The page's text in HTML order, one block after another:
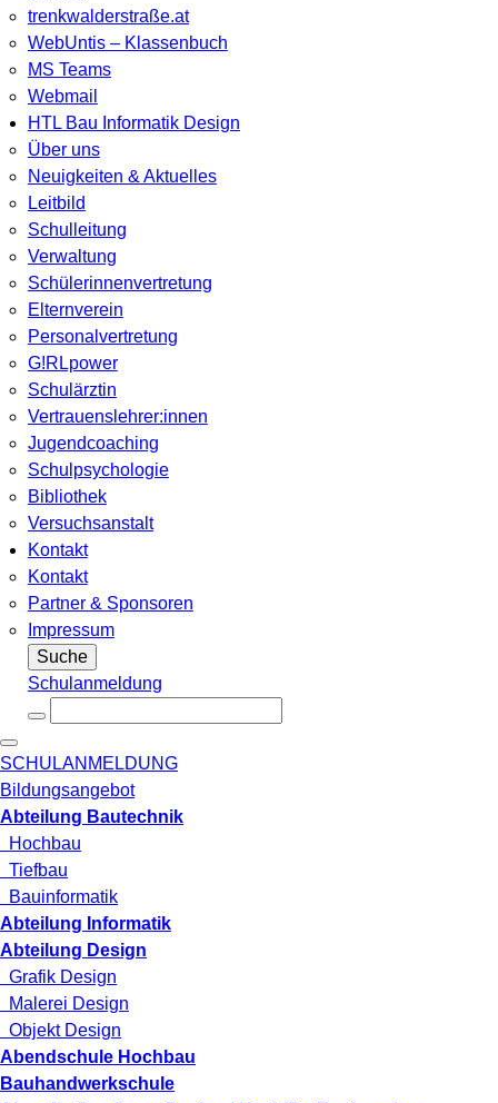
trenkwalderstraße.at
WebUntis – Klassenbuch
MS Teams
Webmail
HTL Bau Informatik Design
Über uns
Neuigkeiten & Aktuelles
Leitbild
Schulleitung
Verwaltung
Schülerinnenvertretung
Elternverein
Personalvertretung
G!RLpower
Schulärztin
Vertrauenslehrer:innen
Jugendcoaching
Schulpsychologie
Bibliothek
Versuchsanstalt
Kontakt
Kontakt
Partner & Sponsoren
Impressum
Suche
Schulanmeldung
SCHULANMELDUNG
Bildungsangebot
Abteilung Bautechnik
Hochbau
Tiefbau
Bauinformatik
Abteilung Informatik
Abteilung Design
Grafik Design
Malerei Design
Objekt Design
Abendschule Hochbau
Bauhandwerkschule